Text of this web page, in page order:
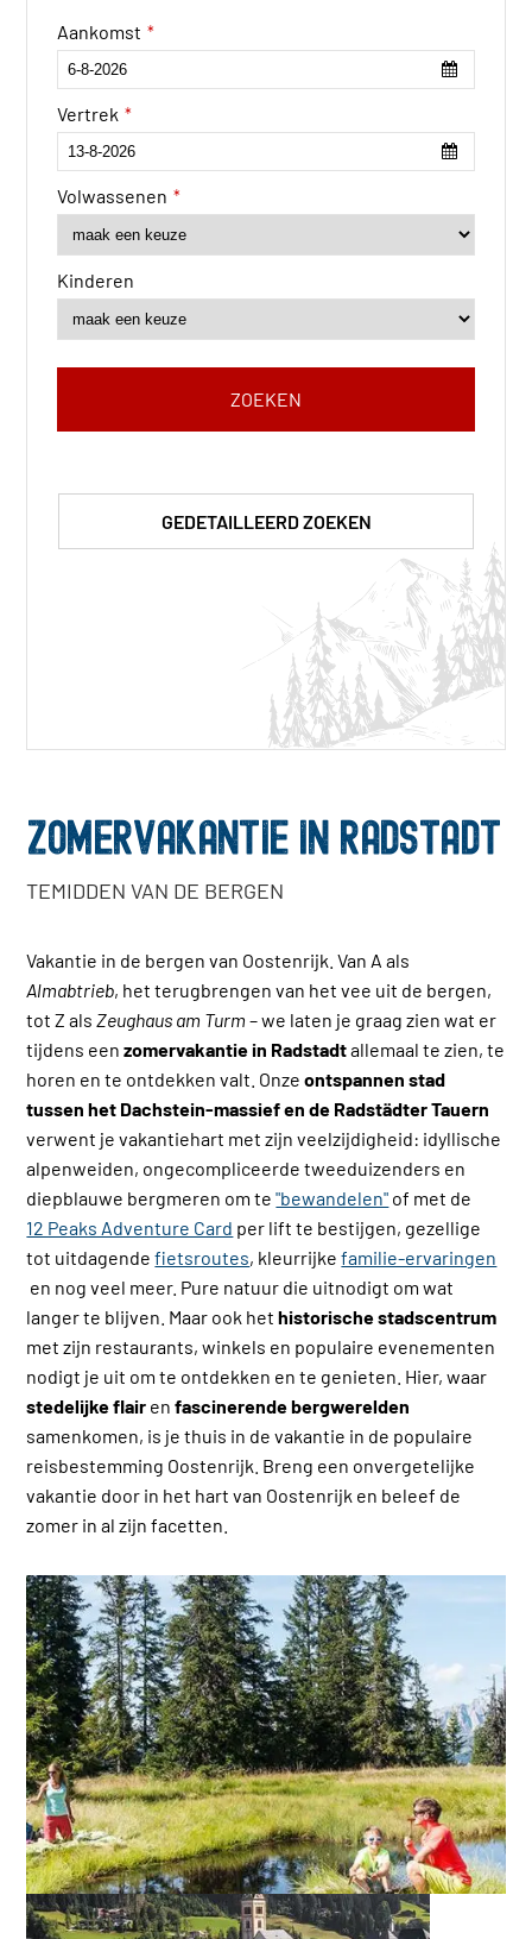
Aankomst *
Vertrek *
Volwassenen *
Kinderen
ZOEKEN
Address *
GEDETAILLEERD ZOEKEN
ZOMERVAKANTIE IN RADSTADT
TEMIDDEN VAN DE BERGEN
Vakantie in de bergen van Oostenrijk. Van A als
Almabtrieb, het terugbrengen van het vee uit de bergen,
tot Z als Zeughaus am Turm – we laten je graag zien wat er
tijdens eenzomervakantie in Radstadtallemaal te zien, te
horen en te ontdekken valt. Onzeontspannen stad
tussen het Dachstein-massief en de Radstädter Tauern
verwent je vakantiehart met zijn veelzijdigheid: idyllische
alpenweiden, ongecompliceerde tweeduizenders en
diepblauwe bergmeren om te"bewandelen" of met de
12 Peaks Adventure Card per lift te bestijgen, gezellige
tot uitdagendefietsroutes, kleurrijkefamilie-ervaringen
en nog veel meer. Pure natuur die uitnodigt om wat
langer te blijven. Maar ook hethistorische stadscentrum
met zijn restaurants, winkels en populaire evenementen
nodigt je uit om te ontdekken en te genieten. Hier, waar
stedelijke flair enfascinerende bergwerelden
samenkomen, is je thuis in de vakantie in de populaire
reisbestemming Oostenrijk. Breng een onvergetelijke
vakantie door in het hart van Oostenrijk en beleef de
zomer in al zijn facetten.